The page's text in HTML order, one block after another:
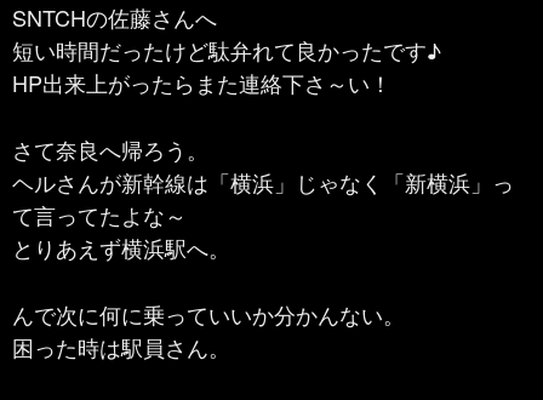
SNTCHの佐藤さんへ
短い時間だったけど駄弁れて良かったです♪
HP出来上がったらまた連絡下さ～い！
さて奈良へ帰ろう。
ヘルさんが新幹線は「横浜」じゃなく「新横浜」っ
て言ってたよな～
とりあえず横浜駅へ。
んで次に何に乗っていいか分かんない。
困った時は駅員さん。